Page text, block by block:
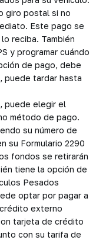
giro postal si no
Este pago se
reciba. También
y programar cuándo
de pago, debe
puede tardar hasta
puede elegir el
método de pago.
su número de
su Formulario 2290
fondos se retirarán
tiene la opción de
Pesados
optar por pagar a
externo
tarjeta de crédito
con su tarifa de